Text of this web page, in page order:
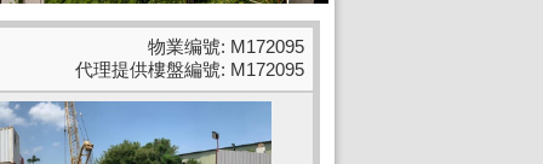
物業编號: M172095
代理提供樓盤編號: M172095